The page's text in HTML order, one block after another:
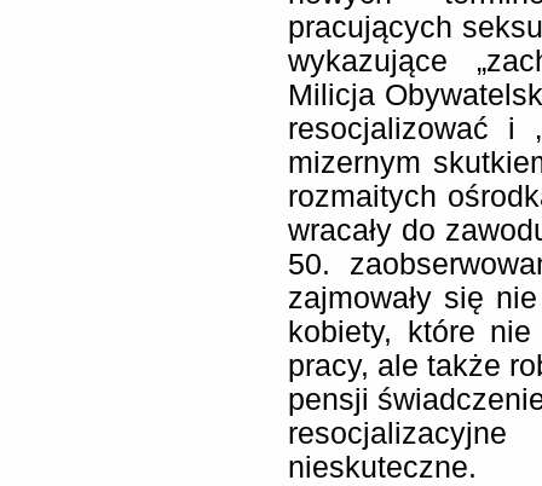
pracujących
wykazujące
Milicja
resocjalizować i
mizernym
rozmaitych
wracały do
50.
zajmowały się
kobiety, które
pracy, ale także
pensji
nieskuteczne.